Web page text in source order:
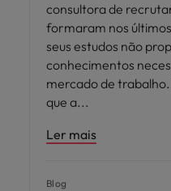
consultora de
formaram nos
seus estudos não
conhecimentos
mercado de
que a
Ler mais
Blog